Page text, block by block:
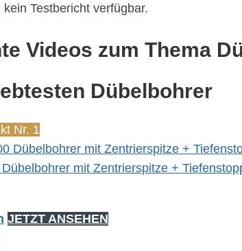
Testbericht verfügbar.
Videos zum Thema
Dübelbohrer
Nr. 1
mit Zentrierspitze +
JETZT ANSEHEN